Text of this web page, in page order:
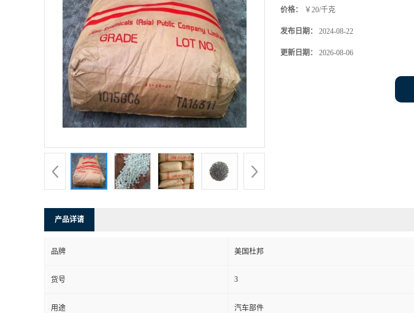
价格： ￥20/千克
发布日期： 2024-08-22
更新日期： 2026-08-06
产品详请
品牌 美国杜邦
货号 3
用途 汽车部件